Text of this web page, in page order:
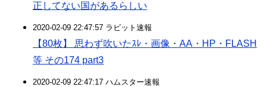
正してない国があるらしい
2020-02-09 22:47:57 ラビット速報
【80枚】 思わず吹いたｽﾚ・画像・AA・HP・FLASH
等 その174 part3
2020-02-09 22:47:17 ハムスター速報